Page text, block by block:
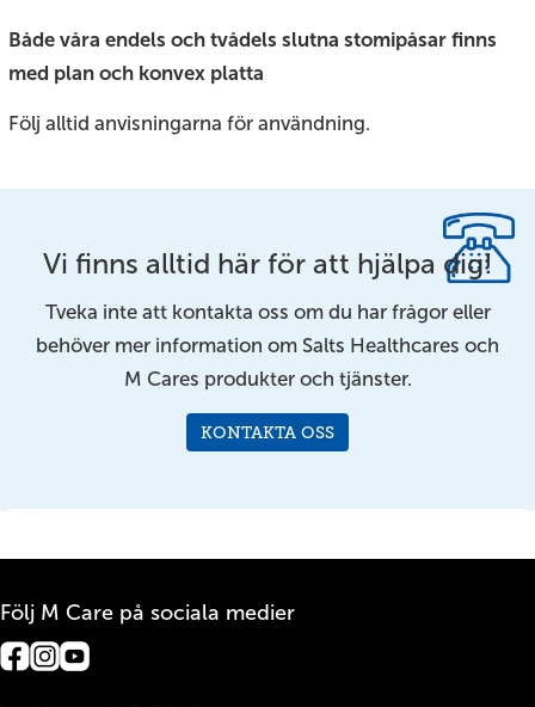
Både våra endels och tvådels slutna stomipåsar finns
med plan och konvex platta
Följ alltid anvisningarna för användning.
Vi finns alltid här för att hjälpa dig!
Tveka inte att kontakta oss om du har frågor eller
behöver mer information om Salts Healthcares och
M Cares produkter och tjänster.
KONTAKTA OSS
Följ M Care på sociala medier